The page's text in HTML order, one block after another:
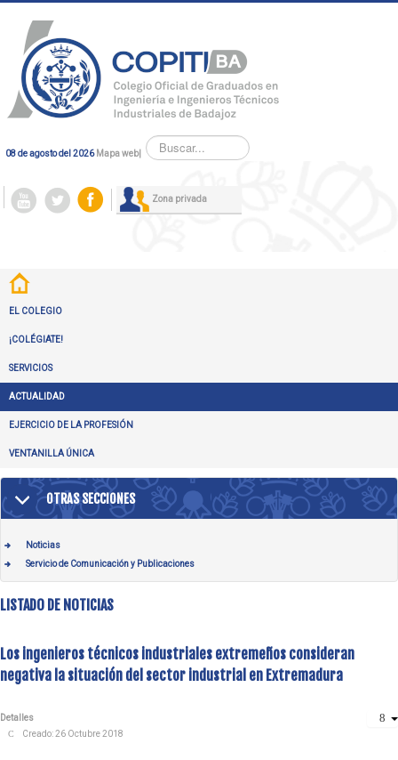
08 de agosto del 2026 Mapa web|
Buscar...
Zona privada
EL COLEGIO
¡COLÉGIATE!
SERVICIOS
ACTUALIDAD
EJERCICIO DE LA PROFESIÓN
VENTANILLA ÚNICA
OTRAS SECCIONES
Noticias
Servicio de Comunicación y Publicaciones
LISTADO DE NOTICIAS
Los ingenieros técnicos industriales extremeños consideran
negativa la situación del sector industrial en Extremadura
Detalles
Creado: 26 Octubre 2018